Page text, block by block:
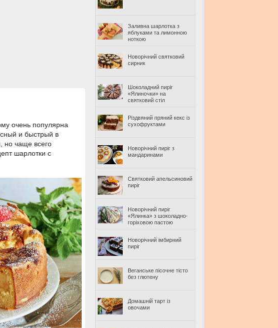
очень популярна
и быстрый в
но чаще всего
шарлотки с
Заливна шарлотка з
яблуками та лимонною
ноткою
Новорічний святковий
сирник
Шоколадний пиріг
«Ялиночки» на
святковий стіл
Різдвяний пряний кекс із
сухофруктами
Новорічний пиріг з
мандаринами
Святковий апельсиновий
пиріг
Новорічний пиріг
«Ялинка» з шоколадно-
горіховою пастою
Новорічний імбирний
пиріг
Веганське пісочне тісто
без глютену
Домашній тарт із
овочами